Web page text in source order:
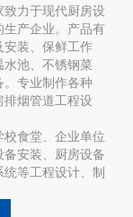
力于现代厨房设
产企业。产品有
安装、保鲜工作
池、不锈钢菜
专业制作各种
烟管道工程设
食堂、企业单位
安装、厨房设备
等工程设计、制